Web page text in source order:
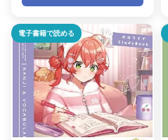
電子書籍で読める